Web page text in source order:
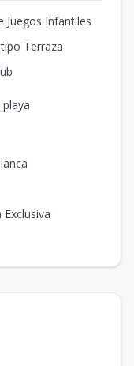
Juegos Infantiles
Terraza
playa
Exclusiva